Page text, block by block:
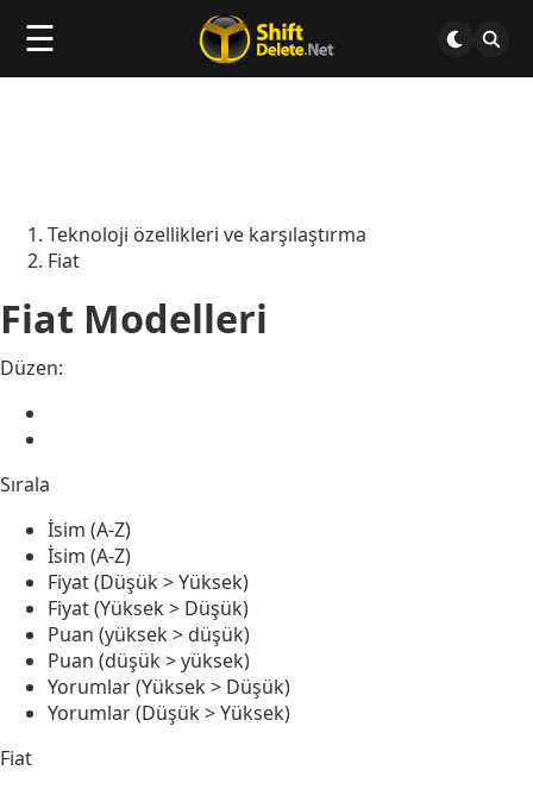
☰
Teknoloji özellikleri ve karşılaştırma
Fiat
Fiat Modelleri
Düzen:
Sırala
İsim (A-Z)
İsim (A-Z)
Fiyat (Düşük > Yüksek)
Fiyat (Yüksek > Düşük)
Puan (yüksek > düşük)
Puan (düşük > yüksek)
Yorumlar (Yüksek > Düşük)
Yorumlar (Düşük > Yüksek)
Fiat